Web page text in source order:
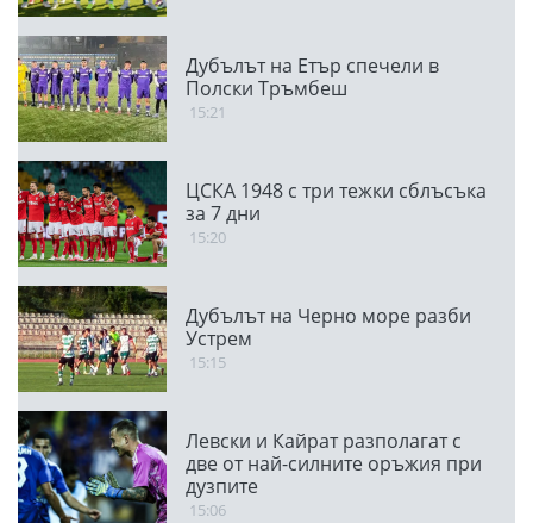
Дубълът на Етър спечели в
Полски Тръмбеш
15:21
ЦСКА 1948 с три тежки сблъсъка
за 7 дни
15:20
Дубълът на Черно море разби
Устрем
15:15
Левски и Кайрат разполагат с
две от най-силните оръжия при
дузпите
15:06